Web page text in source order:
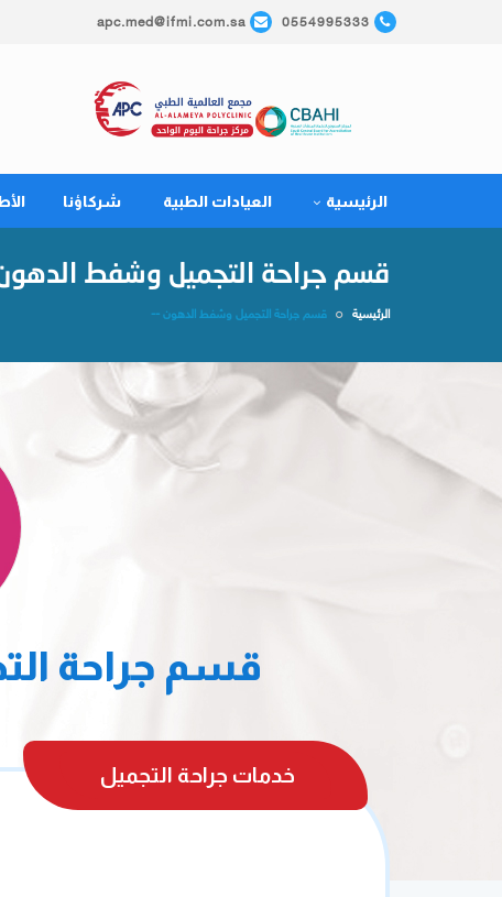
apc.med@ifmi.com.sa 0554995333
الرئيسية العيادات الطبية شركاؤنا
قسم جراحة التجميل وشفط
الرئيسية قسم جراحة التجميل وشفط الدهون --
قسم جراحة
خدمات جراحة التجميل